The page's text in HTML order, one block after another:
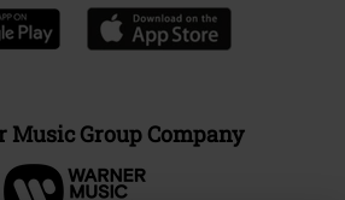
Music Group Company